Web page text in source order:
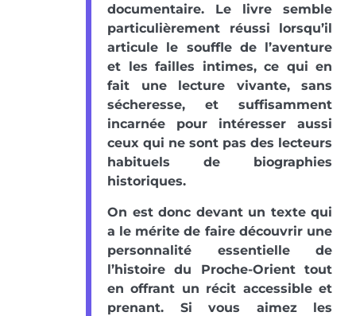
documentaire. Le livre semble
particulièrement réussi lorsqu’il
articule le souffle de l’aventure
et les failles intimes, ce qui en
fait une lecture vivante, sans
sécheresse, et suffisamment
incarnée pour intéresser aussi
ceux qui ne sont pas des lecteurs
habituels de biographies
historiques.
On est donc devant un texte qui
a le mérite de faire découvrir une
personnalité essentielle de
l’histoire du Proche-Orient tout
en offrant un récit accessible et
prenant. Si vous aimez les